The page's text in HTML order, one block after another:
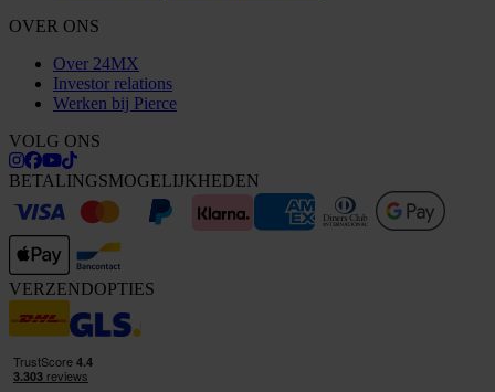
OVER ONS
Over 24MX
Investor relations
Werken bij Pierce
VOLG ONS
BETALINGSMOGELIJKHEDEN
VERZENDOPTIES